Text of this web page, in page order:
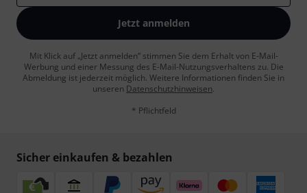
Jetzt anmelden
Mit Klick auf „Jetzt anmelden“ stimmen Sie dem Erhalt von E-Mail-
Werbung und einer Messung des E-Mail-Nutzungsverhaltens zu. Die
Abmeldung ist jederzeit möglich. Weitere Informationen finden Sie in
unseren Datenschutzhinweisen.
* Pflichtfeld
Sicher einkaufen & bezahlen